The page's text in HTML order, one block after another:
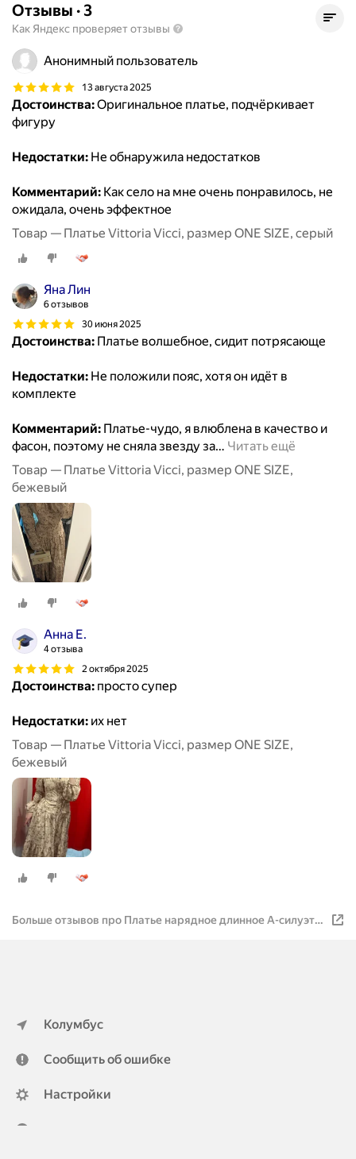
Отзывы · 3
Как Яндекс проверяет отзывы
Анонимный пользователь
13 августа 2025
Достоинства:Оригинальное платье, подчёркивает
фигуру
Недостатки: Не обнаружила недостатков
Комментарий: Как село на мне очень понравилось, не
ожидала, очень эффектное
Товар — Платье Vittoria Vicci, размер ONE SIZE, серый
Яна Лин
6 отзывов
30 июня 2025
Достоинства: Платье волшебное, сидит потрясающе
Недостатки: Не положили пояс, хотя он идёт в
комплекте
Комментарий: Платье-чудо, я влюблена в качество и
фасон, поэтому не сняла звезду за… Читать ещё
Товар — Платье Vittoria Vicci, размер ONE SIZE,
бежевый
Анна Е.
4 отзыва
2 октября 2025
Достоинства: просто супер
Недостатки: их нет
Товар — Платье Vittoria Vicci, размер ONE SIZE,
бежевый
Больше отзывов про Платье нарядное длинное А-силуэта
Колумбус
Сообщить об ошибке
Настройки